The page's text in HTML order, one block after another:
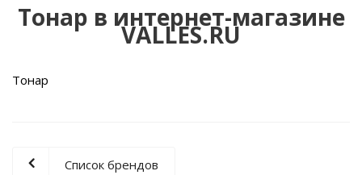
Тонар в интернет-магазине
VALLES.RU
Тонар
Список брендов